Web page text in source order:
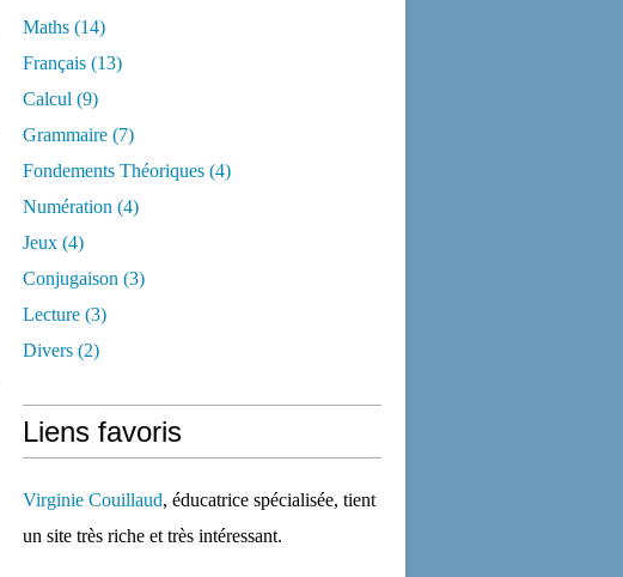
Maths (14)
Français (13)
Calcul (9)
Grammaire (7)
Fondements Théoriques (4)
Numération (4)
Jeux (4)
Conjugaison (3)
Lecture (3)
Divers (2)
Liens favoris
Virginie Couillaud, éducatrice spécialisée, tient
un site très riche et très intéressant.